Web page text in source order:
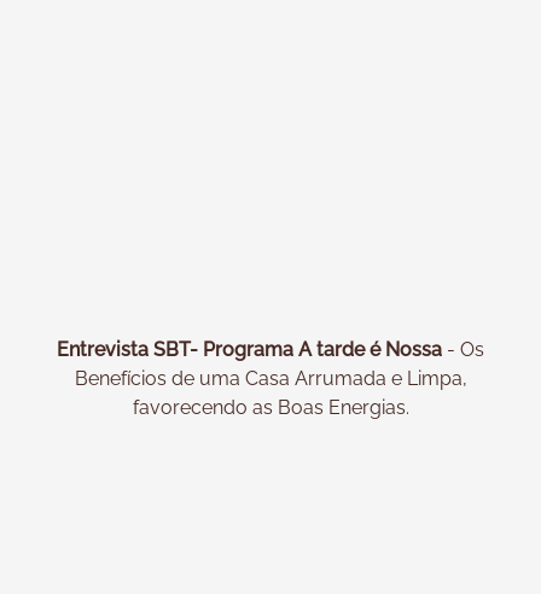
Entrevista SBT- Programa A tarde é Nossa - Os
Benefícios de uma Casa Arrumada e Limpa,
favorecendo as Boas Energias.